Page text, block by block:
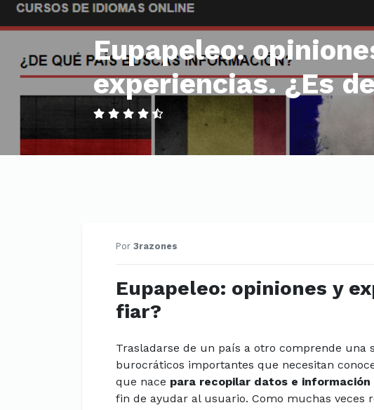
Eupapeleo:
experiencias. ¿Es
Por 3razones
Eupapeleo: opiniones y
fiar?
Trasladarse de un país a otro comprende una
burocráticos importantes que necesitan
que nace para recopilar datos e
fin de ayudar al usuario. Como muchas veces